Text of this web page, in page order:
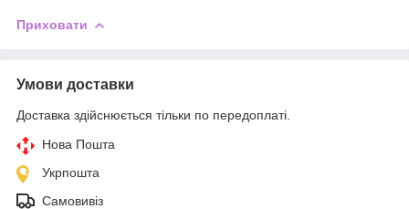
Приховати
Умови доставки
Доставка здійснюється тільки по передоплаті.
Нова Пошта
Укрпошта
Самовивіз